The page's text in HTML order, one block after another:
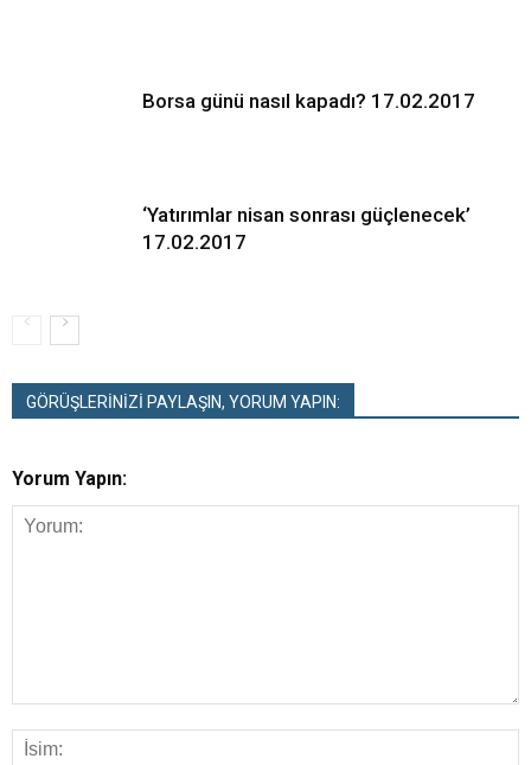
Borsa günü nasıl kapadı? 17.02.2017
‘Yatırımlar nisan sonrası güçlenecek’
17.02.2017
GÖRÜŞLERİNİZİ PAYLAŞIN, YORUM YAPIN:
Yorum Yapın: